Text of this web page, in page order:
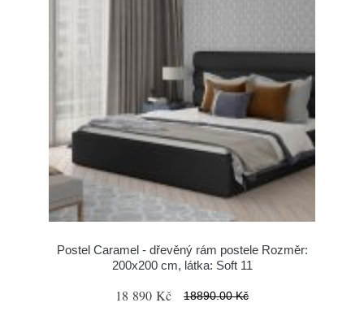
Postel Caramel - dřevěný rám postele Rozměr:
200x200 cm, látka: Soft 11
18 890 Kč 18890.00 Kč